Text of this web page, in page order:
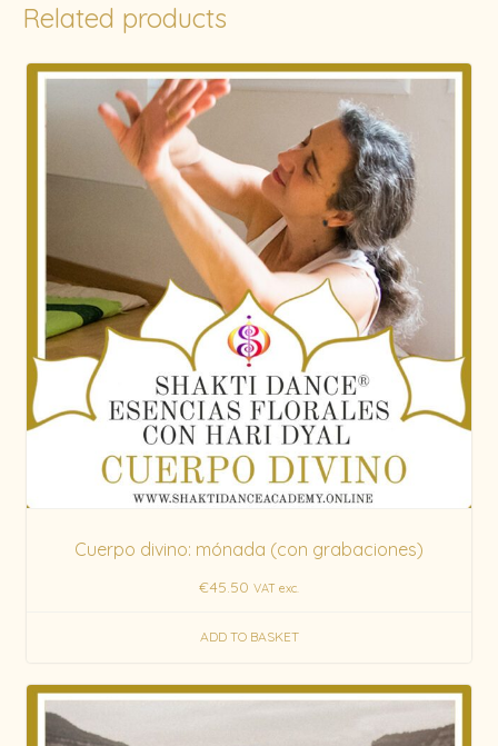
Related products
Cuerpo divino: mónada (con grabaciones)
€45.50 VAT exc.
ADD TO BASKET